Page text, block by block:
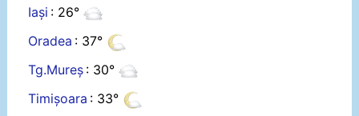
Iași : 26°
Oradea : 37°
Tg.Mureș : 30°
Timișoara : 33°